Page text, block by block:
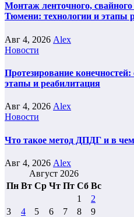
Монтаж ленточного,
Тюмени: технологии и этапы
Авг 4, 2026 Alex
Новости
Протезирование
этапы и реабилитация
Авг 4, 2026 Alex
Новости
Что такое метод ДПДГ и в
Авг 4, 2026 Alex
Август 2026
Пн Вт Ср Чт Пт Сб Вс
1
2
3
4 5 6 7 8
9